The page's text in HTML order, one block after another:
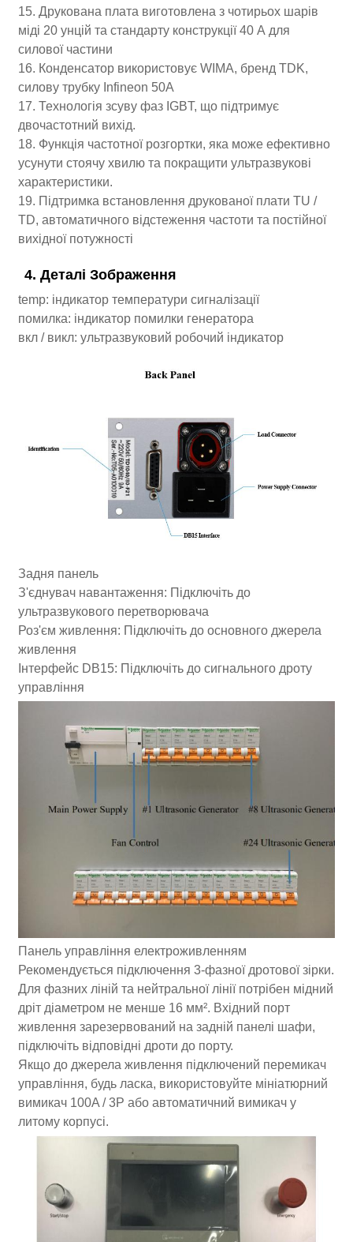
15. Друкована плата виготовлена ​​з чотирьох шарів
міді 20 унцій та стандарту конструкції 40 А для
силової частини
16. Конденсатор використовує WIMA, бренд TDK,
силову трубку Infineon 50A
17. Технологія зсуву фаз IGBT, що підтримує
двочастотний вихід.
18. Функція частотної розгортки, яка може ефективно
усунути стоячу хвилю та покращити ультразвукові
характеристики.
19. Підтримка встановлення друкованої плати TU /
TD, автоматичного відстеження частоти та постійної
вихідної потужності
4. Деталі Зображення
temp: індикатор температури сигналізації
помилка: індикатор помилки генератора
вкл / викл: ультразвуковий робочий індикатор
Задня панель
З'єднувач навантаження: Підключіть до
ультразвукового перетворювача
Роз'єм живлення: Підключіть до основного джерела
живлення
Інтерфейс DB15: Підключіть до сигнального дроту
управління
Панель управління електроживленням
Рекомендується підключення 3-фазної дротової зірки.
Для фазних ліній та нейтральної лінії потрібен мідний
дріт діаметром не менше 16 мм². Вхідний порт
живлення зарезервований на задній панелі шафи,
підключіть відповідні дроти до порту.
Якщо до джерела живлення підключений перемикач
управління, будь ласка, використовуйте мініатюрний
вимикач 100A / 3P або автоматичний вимикач у
литому корпусі.